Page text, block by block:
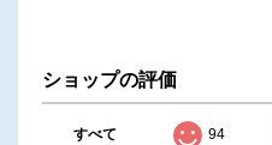
ショップの評価
すべて 94